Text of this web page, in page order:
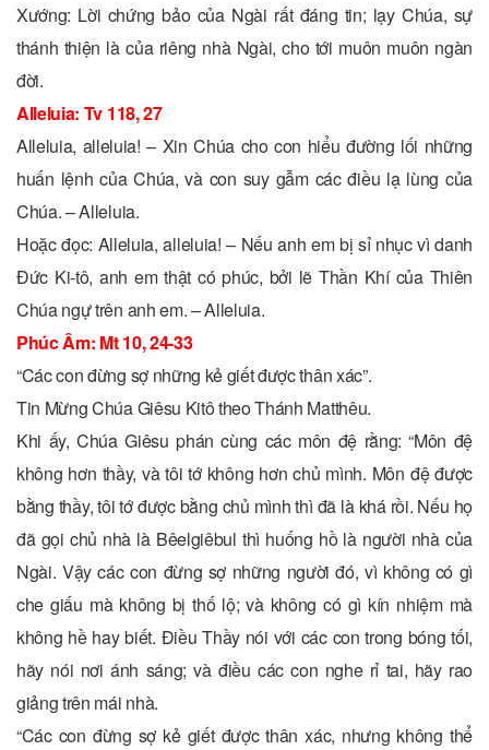
Xướng: Lời chứng bảo của Ngài rất đáng tin; lạy Chúa, sự
thánh thiện là của riêng nhà Ngài, cho tới muôn muôn ngàn
đời.
Alleluia: Tv 118, 27
Alleluia, alleluia! – Xin Chúa cho con hiểu đường lối những
huấn lệnh của Chúa, và con suy gẫm các điều lạ lùng của
Chúa. – Alleluia.
Hoặc đọc: Alleluia, alleluia! – Nếu anh em bị sỉ nhục vì danh
Đức Ki-tô, anh em thật có phúc, bởi lẽ Thần Khí của Thiên
Chúa ngự trên anh em. – Alleluia.
Phúc Âm: Mt 10, 24-33
“Các con đừng sợ những kẻ giết được thân xác”.
Tin Mừng Chúa Giêsu Kitô theo Thánh Matthêu.
Khi ấy, Chúa Giêsu phán cùng các môn đệ rằng: “Môn đệ
không hơn thầy, và tôi tớ không hơn chủ mình. Môn đệ được
bằng thầy, tôi tớ được bằng chủ mình thì đã là khá rồi. Nếu họ
đã gọi chủ nhà là Bêelgiêbul thì huống hồ là người nhà của
Ngài. Vậy các con đừng sợ những người đó, vì không có gì
che giấu mà không bị thố lộ; và không có gì kín nhiệm mà
không hề hay biết. Ðiều Thầy nói với các con trong bóng tối,
hãy nói nơi ánh sáng; và điều các con nghe rỉ tai, hãy rao
giảng trên mái nhà.
“Các con đừng sợ kẻ giết được thân xác, nhưng không thể